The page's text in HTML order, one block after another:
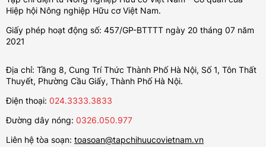
Hiệp hội Nông nghiệp Hữu cơ Việt Nam.
Giấy phép hoạt động số: 457/GP-BTTTT ngày 20 tháng 07 năm
2021
Địa chỉ: Tầng 8, Cung Trí Thức Thành Phố Hà Nội, Số 1, Tôn Thất
Thuyết, Phường Cầu Giấy, Thành Phố Hà Nội.
Điện thoại: 024.3333.3833
Đường dây nóng: 0326.050.977
Liên hệ tòa soạn: toasoan@tapchihuucovietnam.vn